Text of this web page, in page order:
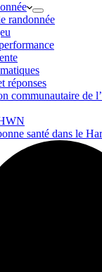
randonnée
réponses
communautaire de
santé dans le